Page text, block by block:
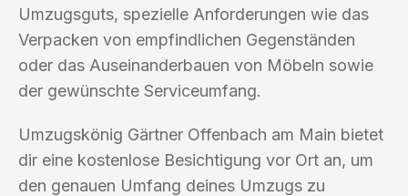
Umzugsguts, spezielle Anforderungen wie das
Verpacken von empfindlichen Gegenständen
oder das Auseinanderbauen von Möbeln sowie
der gewünschte Serviceumfang.
Umzugskönig Gärtner Offenbach am Main bietet
dir eine kostenlose Besichtigung vor Ort an, um
den genauen Umfang deines Umzugs zu